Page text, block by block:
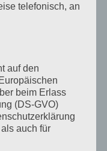
| Allgemein,
Pisten zu
telefonisch, an
auf den
beim Erlass
(DS-GVO)
auch für